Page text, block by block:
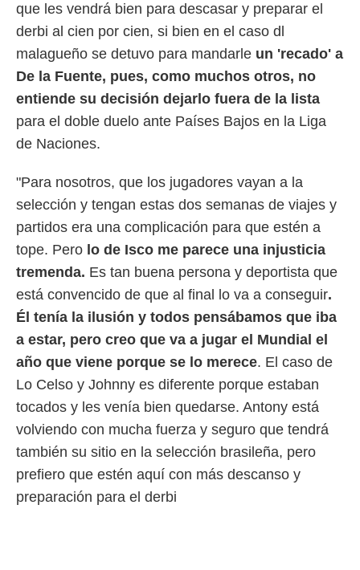
e
publicidad
publicidad
1199
que les vendrá bien para descasar y preparar el
derbi al cien por cien, si bien en el caso dl
malagueño se detuvo para mandarle un 'recado' a
De la Fuente, pues, como muchos otros, no
entiende su decisión dejarlo fuera de la lista
para el doble duelo ante Países Bajos en la Liga
de Naciones.
"Para nosotros, que los jugadores vayan a la
selección y tengan estas dos semanas de viajes y
partidos era una complicación para que estén a
tope. Pero lo de Isco me parece una injusticia
tremenda. Es tan buena persona y deportista que
está convencido de que al final lo va a conseguir.
Él tenía la ilusión y todos pensábamos que iba
a estar, pero creo que va a jugar el Mundial el
año que viene porque se lo merece. El caso de
Lo Celso y Johnny es diferente porque estaban
tocados y les venía bien quedarse. Antony está
volviendo con mucha fuerza y seguro que tendrá
también su sitio en la selección brasileña, pero
prefiero que estén aquí con más descanso y
preparación para el derbi